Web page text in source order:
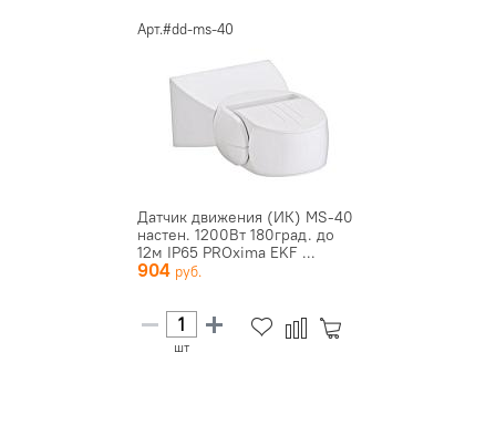
Арт.#dd-ms-40
Датчик движения (ИК) MS-40
настен. 1200Вт 180град. до
12м IP65 PROxima EKF ...
904
шт